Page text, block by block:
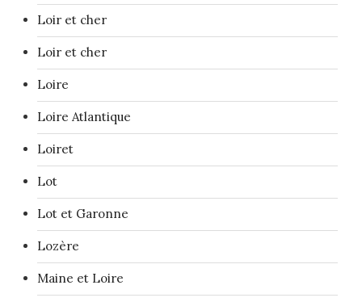
Loir et cher
Loir et cher
Loire
Loire Atlantique
Loiret
Lot
Lot et Garonne
Lozère
Maine et Loire